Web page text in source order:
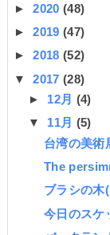
►2020(48)
►2019(47)
►2018(52)
▼2017(28)
► 12月 (4)
▼ 11月 (5)
台湾の美術
The
ブラシの
今日のス